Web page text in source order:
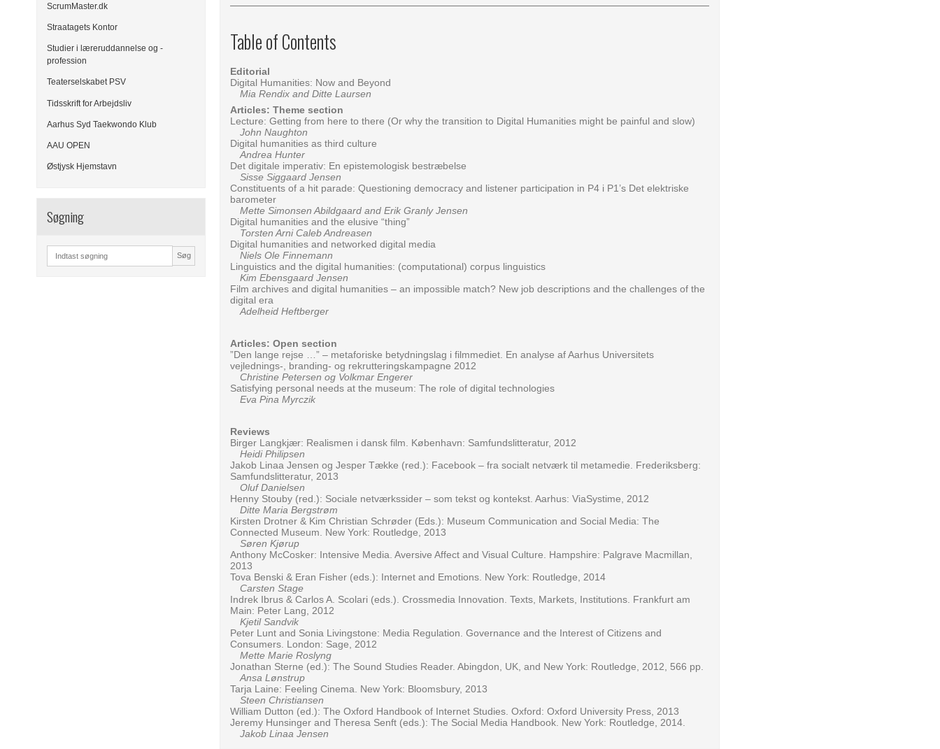
ScrumMaster.dk
Straatagets Kontor
Studier i læreruddannelse og -
profession
Teaterselskabet PSV
Tidsskrift for Arbejdsliv
Aarhus Syd Taekwondo Klub
AAU OPEN
Østjysk Hjemstavn
Søgning
Søg
Table of Contents
Editorial
Digital Humanities: Now and Beyond
Mia Rendix and Ditte Laursen
Articles: Theme section
Lecture: Getting from here to there (Or why the transition to Digital Humanities might be painful and slow)
John Naughton
Digital humanities as third culture
Andrea Hunter
Det digitale imperativ: En epistemologisk bestræbelse
Sisse Siggaard Jensen
Constituents of a hit parade: Questioning democracy and listener participation in P4 i P1’s Det elektriske
barometer
Mette Simonsen Abildgaard and Erik Granly Jensen
Digital humanities and the elusive “thing”
Torsten Arni Caleb Andreasen
Digital humanities and networked digital media
Niels Ole Finnemann
Linguistics and the digital humanities: (computational) corpus linguistics
Kim Ebensgaard Jensen
Film archives and digital humanities – an impossible match? New job descriptions and the challenges of the
digital era
Adelheid Heftberger
Articles: Open section
”Den lange rejse …” – metaforiske betydningslag i filmmediet. En analyse af Aarhus Universitets
vejlednings-, branding- og rekrutteringskampagne 2012
Christine Petersen og Volkmar Engerer
Satisfying personal needs at the museum: The role of digital technologies
Eva Pina Myrczik
Reviews
Birger Langkjær: Realismen i dansk film. København: Samfundslitteratur, 2012
Heidi Philipsen
Jakob Linaa Jensen og Jesper Tække (red.): Facebook – fra socialt netværk til metamedie. Frederiksberg:
Samfundslitteratur, 2013
Oluf Danielsen
Henny Stouby (red.): Sociale netværkssider – som tekst og kontekst. Aarhus: ViaSystime, 2012
Ditte Maria Bergstrøm
Kirsten Drotner & Kim Christian Schrøder (Eds.): Museum Communication and Social Media: The
Connected Museum. New York: Routledge, 2013
Søren Kjørup
Anthony McCosker: Intensive Media. Aversive Affect and Visual Culture. Hampshire: Palgrave Macmillan,
2013
Tova Benski & Eran Fisher (eds.): Internet and Emotions. New York: Routledge, 2014
Carsten Stage
Indrek Ibrus & Carlos A. Scolari (eds.). Crossmedia Innovation. Texts, Markets, Institutions. Frankfurt am
Main: Peter Lang, 2012
Kjetil Sandvik
Peter Lunt and Sonia Livingstone: Media Regulation. Governance and the Interest of Citizens and
Consumers. London: Sage, 2012
Mette Marie Roslyng
Jonathan Sterne (ed.): The Sound Studies Reader. Abing­don, UK, and New York: Routledge, 2012, 566 pp.
Ansa Lønstrup
Tarja Laine: Feeling Cinema. New York: Bloomsbury, 2013
Steen Christiansen
William Dutton (ed.): The Oxford Handbook of Internet Studies. Oxford: Oxford University Press, 2013
Jeremy Hunsinger and Theresa Senft (eds.): The Social Media Handbook. New York: Routledge, 2014.
Jakob Linaa Jensen